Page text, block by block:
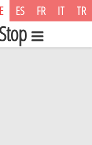
ES FR IT TR